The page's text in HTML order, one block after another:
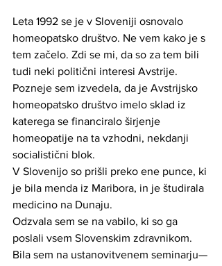
Leta 1992 se je v Sloveniji osnovalo
homeopatsko društvo. Ne vem kako je s
tem začelo. Zdi se mi, da so za tem bili
tudi neki politični interesi Avstrije.
Pozneje sem izvedela, da je Avstrijsko
homeopatsko društvo imelo sklad iz
katerega se financiralo širjenje
homeopatije na ta vzhodni, nekdanji
socialistični blok.
V Slovenijo so prišli preko ene punce, ki
je bila menda iz Maribora, in je študirala
medicino na Dunaju.
Odzvala sem se na vabilo, ki so ga
poslali vsem Slovenskim zdravnikom.
Bila sem na ustanovitvenem seminarju—